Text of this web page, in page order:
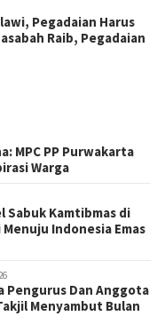
Pegadaian Harus
Raib, Pegadaian
MPC PP Purwakarta
Warga
Sabuk Kamtibmas di
Indonesia Emas
Pengurus Dan Anggota
Menyambut Bulan